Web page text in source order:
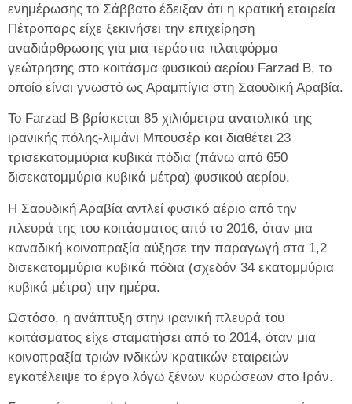
ενημέρωσης το Σάββατο έδειξαν ότι η κρατική εταιρεία
Πέτροπαρς είχε ξεκινήσει την επιχείρηση
αναδιάρθρωσης για μια τεράστια πλατφόρμα
γεώτρησης στο κοιτάσμα φυσικού αερίου Farzad B, το
οποίο είναι γνωστό ως Αραμπίγια στη Σαουδική Αραβία.
Το Farzad B βρίσκεται 85 χιλιόμετρα ανατολικά της
ιρανικής πόλης-λιμάνι Μπουσέρ και διαθέτει 23
τρισεκατομμύρια κυβικά πόδια (πάνω από 650
δισεκατομμύρια κυβικά μέτρα) φυσικού αερίου.
Η Σαουδική Αραβία αντλεί φυσικό αέριο από την
πλευρά της του κοιτάσματος από το 2016, όταν μια
καναδική κοινοπραξία αύξησε την παραγωγή στα 1,2
δισεκατομμύρια κυβικά πόδια (σχεδόν 34 εκατομμύρια
κυβικά μέτρα) την ημέρα.
Ωστόσο, η ανάπτυξη στην ιρανική πλευρά του
κοιτάσματος είχε σταματήσει από το 2014, όταν μια
κοινοπραξία τριών ινδικών κρατικών εταιρειών
εγκατέλειψε το έργο λόγω ξένων κυρώσεων στο Ιράν.